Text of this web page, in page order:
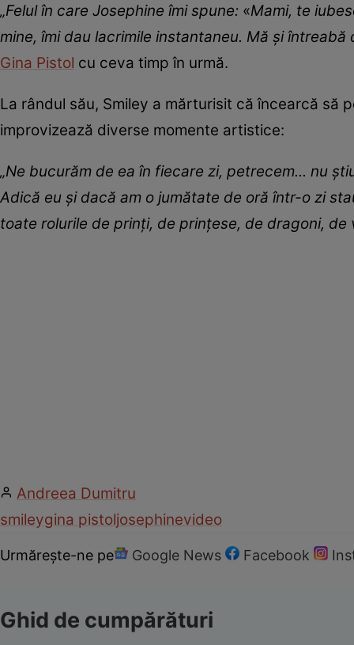
„Felul în care Josephine îmi spune: «Mami, te
mine, îmi dau lacrimile instantaneu. Mă și
Gina Pistol cu ceva timp în urmă.
La rândul său, Smiley a mărturisit că încearcă să
improvizează diverse momente artistice:
„Ne bucurăm de ea în fiecare zi, petrecem... nu
Adică eu și dacă am o jumătate de oră într-o zi
toate rolurile de prinți, de prințese, de dragoni,
Andreea Dumitru
smileygina pistoljosephinevideo
Urmărește-ne pe Google News Facebook
Ghid de cumpărături